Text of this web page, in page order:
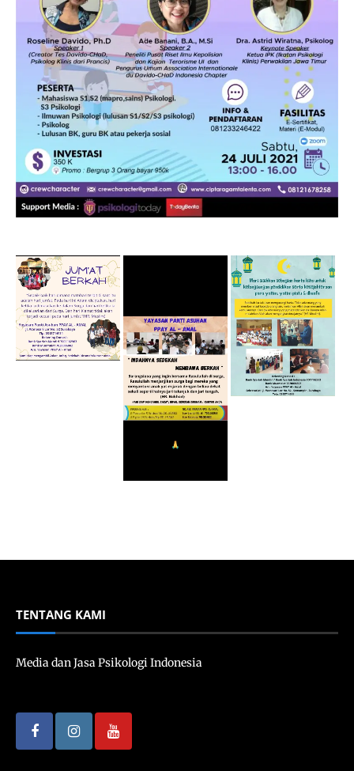
TENTANG KAMI
Media dan Jasa Psikologi Indonesia